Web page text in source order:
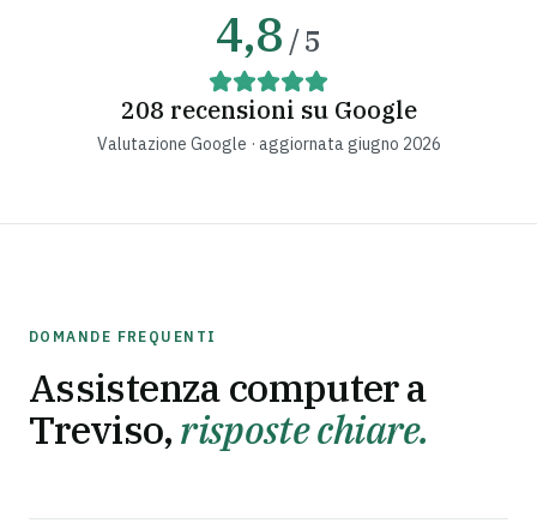
4,8 / 5
208 recensioni su Google
Valutazione Google · aggiornatagiugno 2026
DOMANDE FREQUENTI
Assistenza computer a
Treviso,risposte chiare.